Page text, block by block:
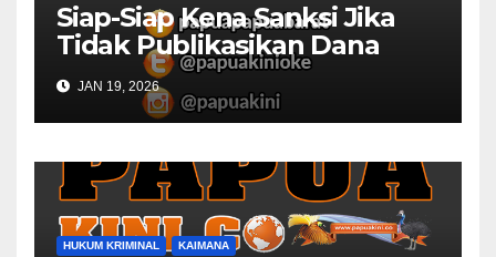
Siap-Siap Kena Sanksi Jika
Tidak Publikasikan Dana
Desa
JAN 19, 2026
HUKUM KRIMINAL KAIMANA